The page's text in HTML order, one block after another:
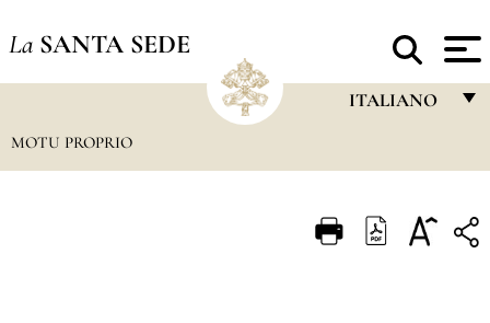
La SANTA SEDE
ITALIANO
ITALIANO
MOTU PROPRIO